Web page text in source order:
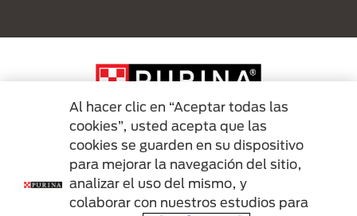
Menu Footer Secundario Purina
Al hacer clic en “Aceptar todas las
cookies”, usted acepta que las
cookies se guarden en su dispositivo
para mejorar la navegación del sitio,
analizar el uso del mismo, y
colaborar con nuestros estudios para